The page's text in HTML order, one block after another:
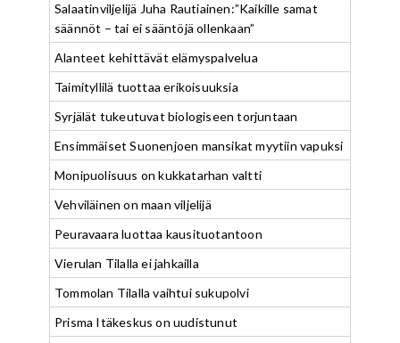
Salaatinviljelijä Juha Rautiainen:”Kaikille samat
säännöt – tai ei sääntöjä ollenkaan”
Alanteet kehittävät elämyspalvelua
Taimityllilä tuottaa erikoisuuksia
Syrjälät tukeutuvat biologiseen torjuntaan
Ensimmäiset Suonenjoen mansikat myytiin vapuksi
Monipuolisuus on kukkatarhan valtti
Vehviläinen on maan viljelijä
Peuravaara luottaa kausituotantoon
Vierulan Tilalla ei jahkailla
Tommolan Tilalla vaihtui sukupolvi
Prisma Itäkeskus on uudistunut